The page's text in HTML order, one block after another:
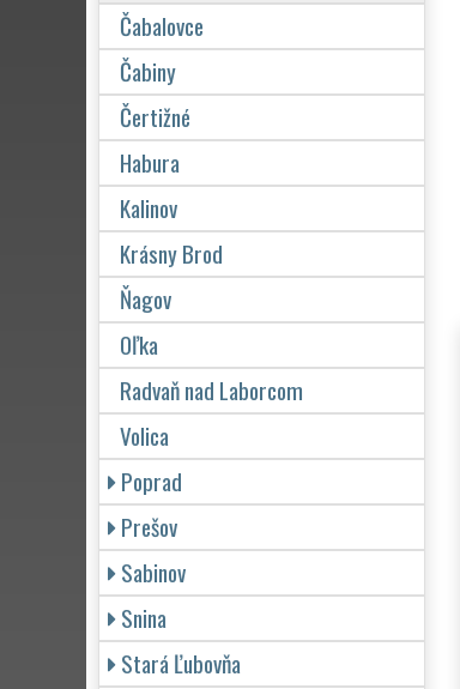
Čabalovce
Čabiny
Čertižné
Habura
Kalinov
Krásny Brod
Ňagov
Oľka
Radvaň nad Laborcom
Volica
Poprad
Prešov
Sabinov
Snina
Stará Ľubovňa